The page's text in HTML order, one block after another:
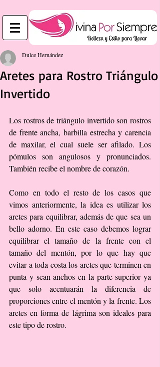
Aretes para Rostro Triángulo
Invertido
Dulce Hernández
Los rostros de triángulo invertido son rostros
de frente ancha, barbilla estrecha y carencia
de maxilar, el cual suele ser afilado. Los
pómulos son angulosos y pronunciados.
También recibe el nombre de corazón.
Como en todo el resto de los casos que
vimos anteriormente, la idea es utilizar los
aretes para equilibrar, además de que sea un
bello adorno. En este caso debemos lograr
equilibrar el tamaño de la frente con el
tamaño del mentón, por lo que hay que
evitar a toda costa los aretes que terminen en
punta y sean anchos en la parte superior ya
que solo acentuarán la diferencia de
proporciones entre el mentón y la frente. Los
aretes en forma de lágrima son ideales para
este tipo de rostro.